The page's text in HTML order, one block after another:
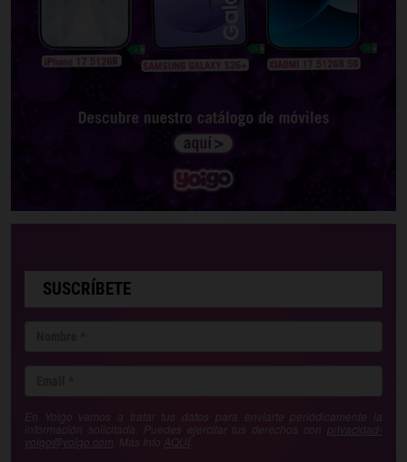
SUSCRÍBETE
En Yoigo vamos a tratar tus datos para enviarte periódicamente la
información solicitada. Puedes ejercitar tus derechos con privacidad-
yoigo@yoigo.com . Más Info AQUÍ